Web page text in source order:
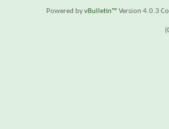
Powered byvBulletin™ Version 4.0.3